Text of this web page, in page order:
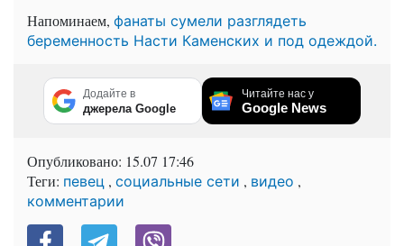
Напоминаем, фанаты сумели разглядеть
беременность Насти Каменских и под одеждой.
Додайте в
джерела Google
Читайте нас у
Google News
Опубликовано: 15.07 17:46
Теги: певец , социальные сети , видео ,
комментарии